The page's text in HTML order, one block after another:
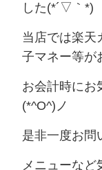
した(*´▽｀*)
当店では楽天
子マネー等が
お会計時にお
(*^O^)ノ
是非一度お問
メニューなど